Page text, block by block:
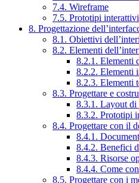
7.4. Wireframe
7.5. Prototipi interattivi
8. Progettazione
8.1. Obiettivi
8.2. Elementi
8.2.1. Elementi
8.2.2. Elementi
8.2.3. Elementi
8.3. Progettare e
8.3.1. Layout di
8.3.2. Prototipi
8.4. Progettare con il
8.4.1.
8.4.2. Benefici
8.4.3. Risorse
8.4.4. Come
8.5. Progettare con i